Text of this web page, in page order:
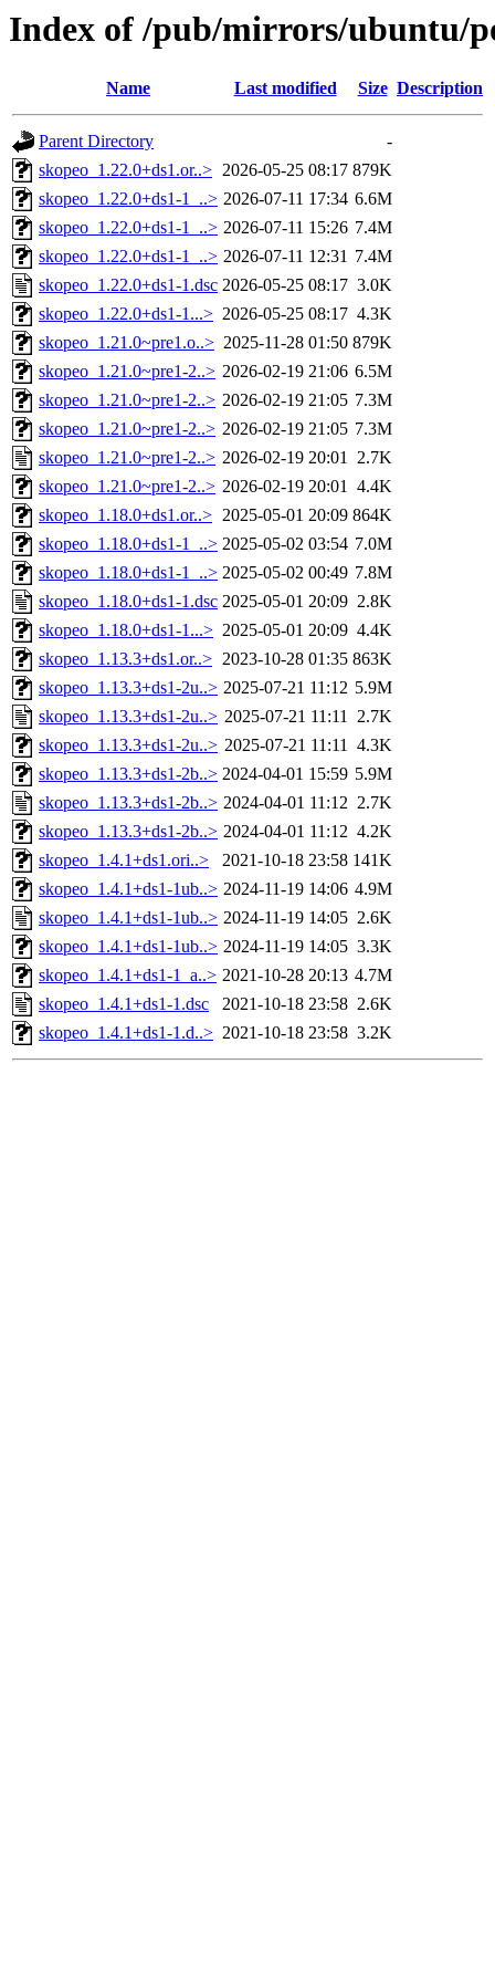
Index of /pub/mirrors/ubuntu/
Name Last modified Size Description
Parent Directory
-
skopeo_1.22.0+ds1.or..> 2026-05-25 08:17 879K
skopeo_1.22.0+ds1-1_..> 2026-07-11 17:34 6.6M
skopeo_1.22.0+ds1-1_..> 2026-07-11 15:26 7.4M
skopeo_1.22.0+ds1-1_..> 2026-07-11 12:31 7.4M
skopeo_1.22.0+ds1-1.dsc 2026-05-25 08:17 3.0K
skopeo_1.22.0+ds1-1...> 2026-05-25 08:17 4.3K
skopeo_1.21.0~pre1.o..> 2025-11-28 01:50 879K
skopeo_1.21.0~pre1-2..> 2026-02-19 21:06 6.5M
skopeo_1.21.0~pre1-2..> 2026-02-19 21:05 7.3M
skopeo_1.21.0~pre1-2..> 2026-02-19 21:05 7.3M
skopeo_1.21.0~pre1-2..> 2026-02-19 20:01 2.7K
skopeo_1.21.0~pre1-2..> 2026-02-19 20:01 4.4K
skopeo_1.18.0+ds1.or..> 2025-05-01 20:09 864K
skopeo_1.18.0+ds1-1_..> 2025-05-02 03:54 7.0M
skopeo_1.18.0+ds1-1_..> 2025-05-02 00:49 7.8M
skopeo_1.18.0+ds1-1.dsc 2025-05-01 20:09 2.8K
skopeo_1.18.0+ds1-1...> 2025-05-01 20:09 4.4K
skopeo_1.13.3+ds1.or..> 2023-10-28 01:35 863K
skopeo_1.13.3+ds1-2u..> 2025-07-21 11:12 5.9M
skopeo_1.13.3+ds1-2u..> 2025-07-21 11:11 2.7K
skopeo_1.13.3+ds1-2u..> 2025-07-21 11:11 4.3K
skopeo_1.13.3+ds1-2b..> 2024-04-01 15:59 5.9M
skopeo_1.13.3+ds1-2b..> 2024-04-01 11:12 2.7K
skopeo_1.13.3+ds1-2b..> 2024-04-01 11:12 4.2K
skopeo_1.4.1+ds1.ori..>
2021-10-18 23:58 141K
skopeo_1.4.1+ds1-1ub..> 2024-11-19 14:06 4.9M
skopeo_1.4.1+ds1-1ub..> 2024-11-19 14:05 2.6K
skopeo_1.4.1+ds1-1ub..> 2024-11-19 14:05 3.3K
skopeo_1.4.1+ds1-1_a..> 2021-10-28 20:13 4.7M
skopeo_1.4.1+ds1-1.dsc
2021-10-18 23:58 2.6K
skopeo_1.4.1+ds1-1.d..> 2021-10-18 23:58 3.2K